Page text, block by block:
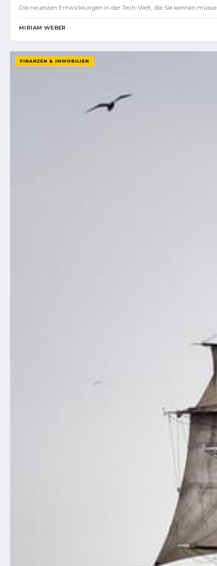
Die neuesten Entwicklungen in der Tech-Welt, die Sie kennen
MIRIAM WEBER
FINANZEN & IMMOBILIEN